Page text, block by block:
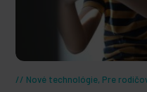
Nové technológie, Pre